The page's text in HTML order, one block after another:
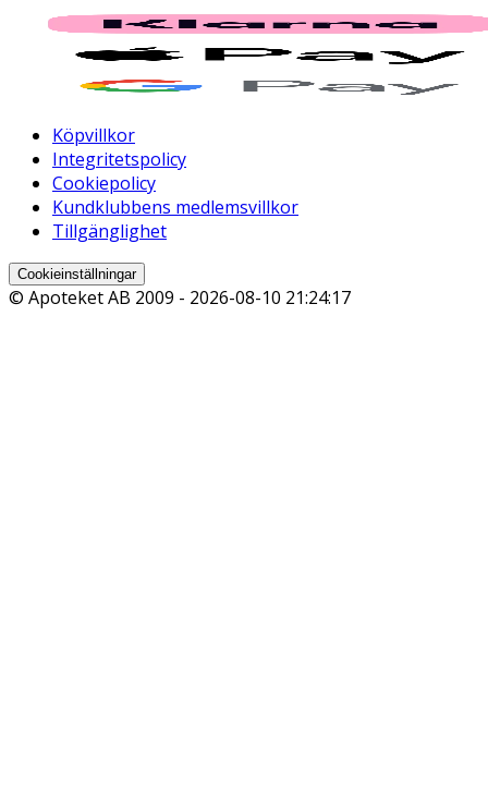
Köpvillkor
Integritetspolicy
Cookiepolicy
Kundklubbens medlemsvillkor
Tillgänglighet
Cookieinställningar
© Apoteket AB 2009 - 2026-08-10 21:24:17